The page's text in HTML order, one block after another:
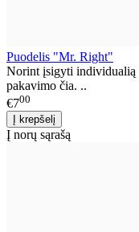
Puodelis "Mr. Right"
Norint įsigyti individualią
pakavimo čia. ..
€700
Į norų sąrašą